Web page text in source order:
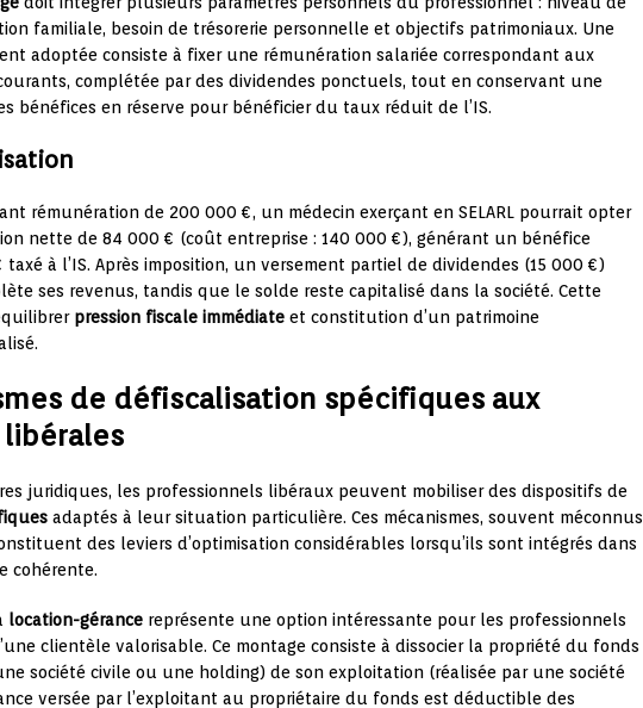
familiale, besoin de trésorerie personnelle et objectifs patrimoniaux. Une
adoptée consiste à fixer une rémunération salariée correspondant aux
complétée par des dividendes ponctuels, tout en conservant une
bénéfices en réserve pour bénéficier du taux réduit de l’IS.
rémunération de 200 000 €, un médecin exerçant en SELARL pourrait opter
nette de 84 000 € (coût entreprise : 140 000 €), générant un bénéfice
à l’IS. Après imposition, un versement partiel de dividendes (15 000 €)
ses revenus, tandis que le solde reste capitalisé dans la société. Cette
pression fiscale immédiate et constitution d’un patrimoine
de défiscalisation spécifiques aux
juridiques, les professionnels libéraux peuvent mobiliser des dispositifs de
adaptés à leur situation particulière. Ces mécanismes, souvent méconnus
des leviers d’optimisation considérables lorsqu’ils sont intégrés dans
cohérente.
location-gérance représente une option intéressante pour les professionnels
clientèle valorisable. Ce montage consiste à dissocier la propriété du fonds
société civile ou une holding) de son exploitation (réalisée par une société
versée par l’exploitant au propriétaire du fonds est déductible des